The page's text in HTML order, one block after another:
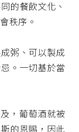
的餐飲文化、
秩序。
粥、可以製成
。一切基於當
，葡萄酒就被
的恩賜，因此